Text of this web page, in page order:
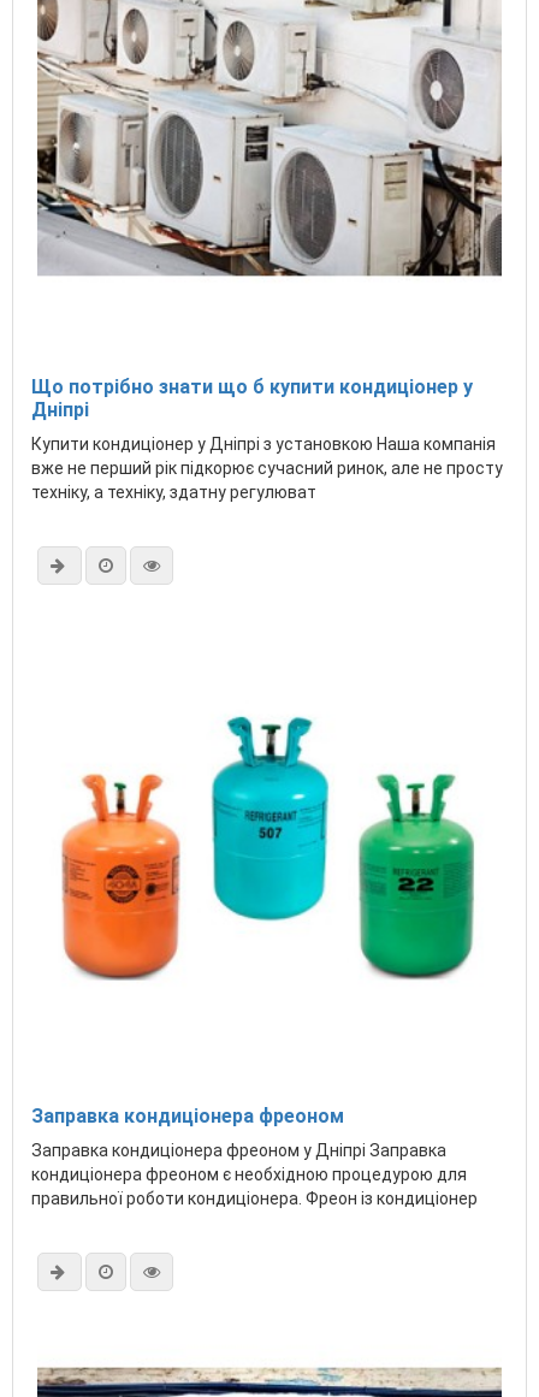
Що потрібно знати що б купити кондиціонер у
Дніпрі
Купити кондиціонер у Дніпрі з установкою Наша компанія
вже не перший рік підкорює сучасний ринок, але не просту
техніку, а техніку, здатну регулюват
Заправка кондиціонера фреоном
Заправка кондиціонера фреоном у Дніпрі Заправка
кондиціонера фреоном є необхідною процедурою для
правильної роботи кондиціонера. Фреон із кондиціонер